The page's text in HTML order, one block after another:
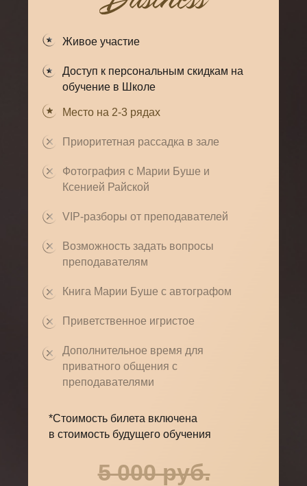
Книга Марии Буше с автографом
Приветственное игристое
Дополнительное время для
приватного общения с
преподавателями
Живое участие
Доступ к персональным скидкам на
обучение в Школе
Приоритетная рассадка в зале
Фотография с Марии Буше и
Ксенией Райской
Возможность задать вопросы
преподавателям
Место на 2-3 рядах
VIP-разборы от преподавателей
*Стоимость билета включена
в стоимость будущего обучения
5 000 руб.